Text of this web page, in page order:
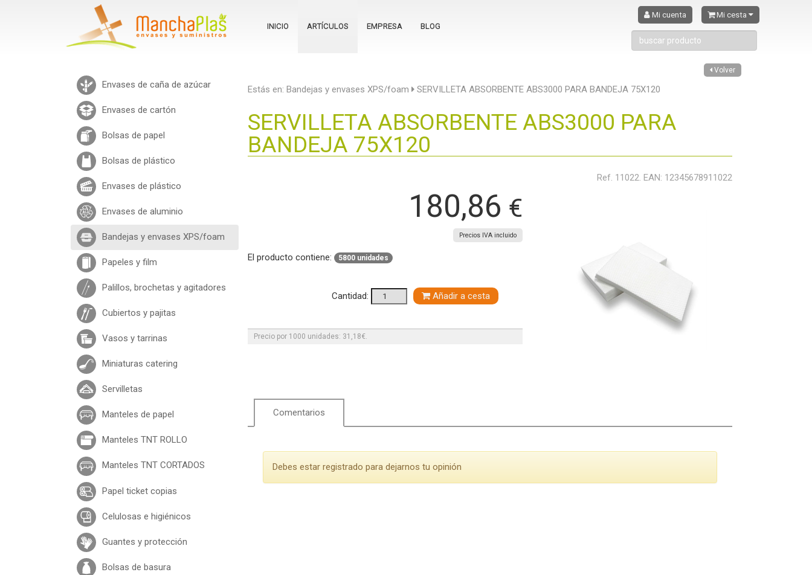
Mi cuenta
Mi cesta
INICIO
ARTÍCULOS EMPRESA BLOG
Envases de caña de azúcar
Envases de cartón
Bolsas de papel
Bolsas de plástico
Envases de plástico
Envases de aluminio
Bandejas y envases XPS/foam
Papeles y film
Palillos, brochetas y agitadores
Cubiertos y pajitas
Vasos y tarrinas
Miniaturas catering
Servilletas
Manteles de papel
Manteles TNT ROLLO
Manteles TNT CORTADOS
Papel ticket copias
Celulosas e higiénicos
Guantes y protección
Bolsas de basura
Volver
Estás en: Bandejas y envases XPS/foam SERVILLETA ABSORBENTE ABS3000 PARA BANDEJA 75X120
SERVILLETA ABSORBENTE ABS3000 PARA
BANDEJA 75X120
Ref. 11022. EAN: 12345678911022
180,86 €
Precios IVA incluido
El producto contiene: 5800 unidades
Cantidad: Añadir a cesta
Precio por 1000 unidades: 31,18€.
Comentarios
Debes estar registrado para dejarnos tu opinión